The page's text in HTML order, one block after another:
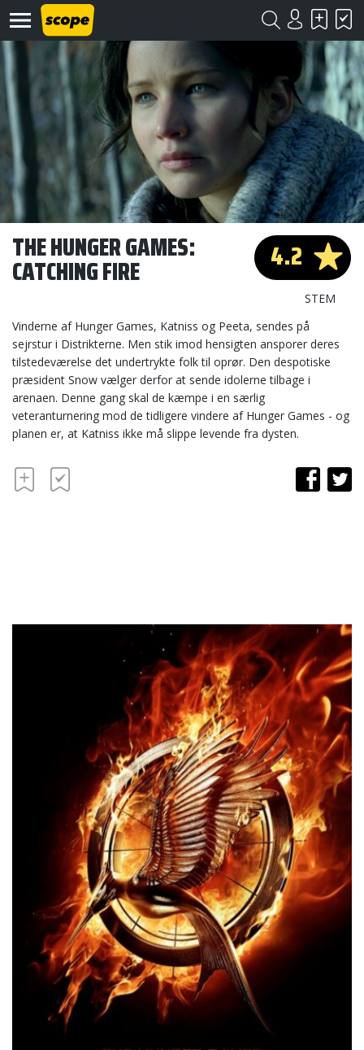
Om
Scope
©
Scope
4.2
STEM
THE HUNGER GAMES:
CATCHING FIRE
Vinderne af Hunger Games, Katniss og Peeta, sendes på
sejrstur i Distrikterne. Men stik imod hensigten ansporer deres
tilstedeværelse det undertrykte folk til oprør. Den despotiske
præsident Snow vælger derfor at sende idolerne tilbage i
arenaen. Denne gang skal de kæmpe i en særlig
veteranturnering mod de tidligere vindere af Hunger Games - og
planen er, at Katniss ikke må slippe levende fra dysten.